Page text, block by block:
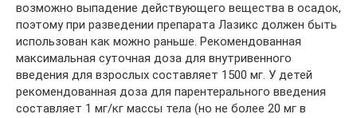
возможно выпадение действующего вещества в осадок,
поэтому при разведении препарата Лазикс должен быть
использован как можно раньше. Рекомендованная
максимальная суточная доза для внутривенного
введения для взрослых составляет 1500 мг. У детей
рекомендованная доза для парентерального введения
составляет 1 мг/кг массы тела (но не более 20 мг в